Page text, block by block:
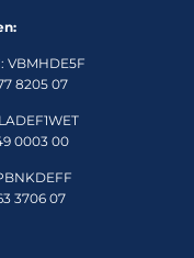
VBMHDE5F
8205 07
0003 00
3706 07